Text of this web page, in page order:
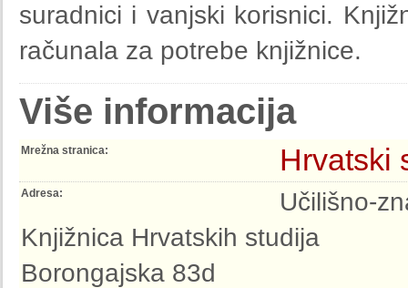
suradnici i vanjski korisnici.
računala za potrebe knjižnice.
Više informacija
Mrežna stranica: Hrvatski
Adresa:
Učilišno-
Knjižnica Hrvatskih studija
Borongajska 83d